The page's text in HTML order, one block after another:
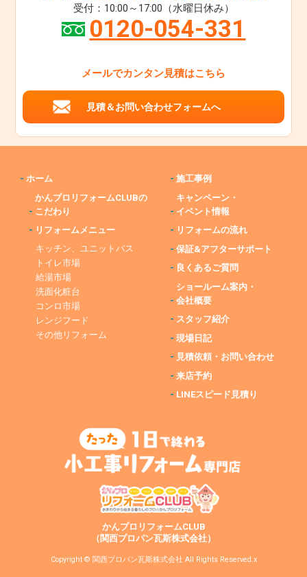
受付：10:00～17:00（水曜日休み）
0120-054-331
メールでカンタン見積はこちら
見積＆お問い合わせフォームへ
-ホーム
-
かんプロリフォームCLUBの
こだわり
- リフォームメニュー
キッチン、ユニットバス
トイレ市場
給湯市場
洗面化粧台
コンロ市場
レンジフード
その他リフォーム
-施工事例
-
キャンペーン・
イベント情報
- リフォームの流れ
-保証&アフターサポート
- 良くあるご質問
-
ショールーム案内・
会社概要
- スタッフ紹介
-現場日記
- 見積依頼・お問い合わせ
-来店予約
- LINEスピード見積り
かんプロリフォームCLUB
（関西プロパン瓦斯株式会社）
Copyright © 関西プロパン瓦斯株式会社 All Rights Reserved.x